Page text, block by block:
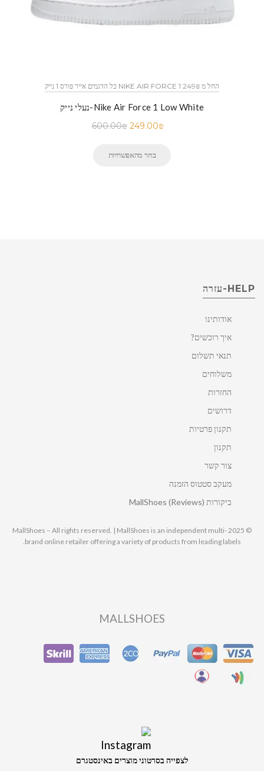
כל הדגמים אייר פורס 1 נייק NIKE AIR FORCE 1 החל מ 249₪
נעלי נייק-Nike Air Force 1 Low White
600.00₪ 249.00₪
בחר מהאפשרויות
HELP-עזרה
אודותינו
איך רוכשים?
תנאי תשלום
משלוחים
החזרות
דרושים
תקנון פרטיות
תקנון
צור קשר
מעקב סטטוס הזמנה
ביקורות MallShoes (Reviews)
© 2025 MallShoes – All rights reserved. | MallShoes is an independent multi-
brand online retailer offering a variety of products from leading labels.
MALLSHOES
לצפייה בסרטוני מוצרים באינסטגרם